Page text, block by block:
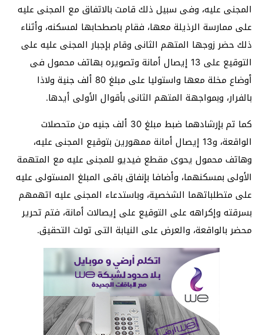
المجنى عليه، وفى سبيل ذلك قامت بالاتفاق مع المجنى عليه
على ممارسة الرذيلة معها، فقام باصطحابها لمسكنه، وأثناء
ذلك حضر زوجها المتهم الثانى وقام بإجبار المجنى عليه على
التوقيع على 13 إيصال أمانة وتصويره بهاتف محمول فى
أوضاع مخلة معها واستوليا على مبلغ 80 ألف جنية ولاذا
بالفرار، وبمواجهة المتهم الثانى بأقوال الأولى أيدها.
كما تم بإرشادهما ضبط مبلغ 30 ألف جنيه من متحصلات
الواقعة، و13 إيصال أمانة ممهورين بتوقيع المجنى عليه،
وهاتف محمول يحوى مقطع فيديو للمجنى عليه مع المتهمة
الأولى بمسكنهما، وأضافا بإنفاق باقى المبلغ المستولى عليه
على متطلباتهما الشخصية، وباستدعاء المجنى عليه اتهمهم
بسرقته وإكراهه على التوقيع على إيصالات أمانة، فتم تحرير
محضر بالواقعة، والعرض على النيابة التى تولت التحقيق.